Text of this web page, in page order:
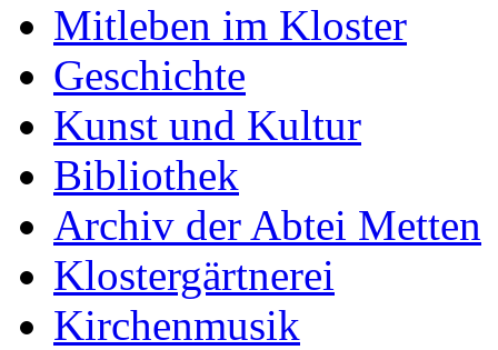
Mitleben im Kloster
Geschichte
Kunst und Kultur
Bibliothek
Archiv der Abtei Metten
Klostergärtnerei
Kirchenmusik